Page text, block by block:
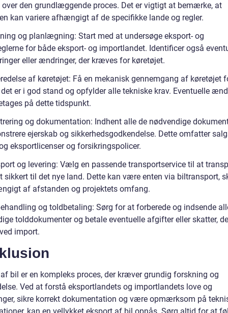
over den grundlæggende proces. Det er vigtigt at bemærke, at
kan variere afhængigt af de specifikke lande og regler.
og planlægning: Start med at undersøge eksport- og
for både eksport- og importlandet. Identificer også
eller ændringer, der kræves for køretøjet.
af køretøjet: Få en mekanisk gennemgang af køretøjet
er i god stand og opfylder alle tekniske krav. Eventuelle
på dette tidspunkt.
og dokumentation: Indhent alle de nødvendige
ejerskab og sikkerhedsgodkendelse. Dette omfatter
eksportlicenser og forsikringspolicer.
og levering: Vælg en passende transportservice til at
sikkert til det nye land. Dette kan være enten via biltransport,
af afstanden og projektets omfang.
og toldbetaling: Sørg for at forberede og indsende
tolddokumenter og betale eventuelle afgifter eller skatter,
import.
bil er en kompleks proces, der kræver grundig forskning og
Ved at forstå eksportlandets og importlandets love og
sikre korrekt dokumentation og være opmærksom på